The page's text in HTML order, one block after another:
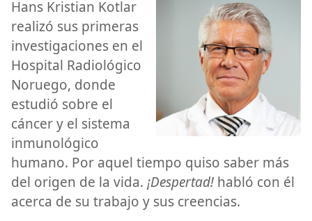
Hans Kristian Kotlar
realizó sus primeras
investigaciones en el
Hospital Radiológico
Noruego, donde
estudió sobre el
cáncer y el sistema
inmunológico
humano. Por aquel tiempo quiso saber más
del origen de la vida. ¡Despertad! habló con él
acerca de su trabajo y sus creencias.